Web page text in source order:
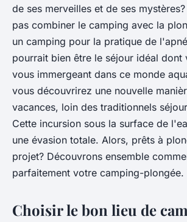
Maëlys•22 mai 2024• 6 min de lecture
de ses merveilles et de ses
pas combiner le camping avec la
un camping pour la pratique de
pourrait bien être le séjour idéal dont
vous immergeant dans ce monde
vous découvrirez une nouvelle
vacances, loin des traditionnels
Cette incursion sous la surface de
une évasion totale. Alors, prêts à
projet? Découvrons ensemble
parfaitement votre camping-plongée.
Choisir le bon lieu de